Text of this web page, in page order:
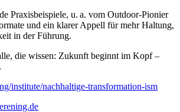
Praxisbeispiele, u. a. vom Outdoor-Pionier
und ein klarer Appell für mehr Haltung,
in der Führung.
die wissen: Zukunft beginnt im Kopf –
institute/nachhaltige-transformation-ism